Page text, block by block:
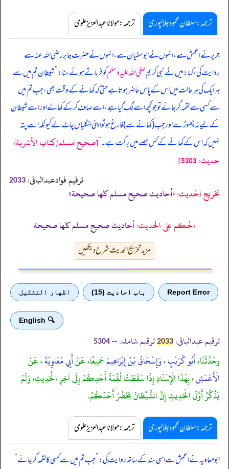
ترجمہ:سلطان محمود جلالپوری ترجمہ:مولانا عبدالعزیز علوی
جریر نے اعمش سے، انہوں نے ابوسفیان سے، انہوں نے حضرت جابر رضی اللہ عنہ سے
روایت کی، کہا: میں نے نبی کریمصلی اللہ علیہ وسلمکو فرماتے ہوئے سنا:”شیطان تم میں سے
ہر ایک کی ہر حالت میں اس کے پاس حاضر ہوتا ہے حتیٰ کہ کھانے کے وقت بھی، جب تم میں
سے کسی سے لقمہ گر جائے تو جو کچھ اسے لگ گیا ہے، اسے صاف کر کے کھا لے اور اسے شیطان
کے لیے نہ چھوڑے اور جب (کھانے سے) فارغ ہو تو اپنی انگلیاں چاٹ لے کیونکہ اسے پتہ
نہیں کہ اس کے کھانے کے کس حصے میں برکت ہے۔“[صحيح مسلم/كتاب الأشربة/
حدیث: 5303]
ترقیم فوادعبدالباقی: 2033
تخریج الحدیث:«أحاديث صحيح مسلم كلها صحيحة»
الحكم على الحديث:أحاديث صحيح مسلم كلها صحيحة
مزید تخریج الحدیث شرح دیکھیں
Report Error باب احادیث (15) اظهار التشكيل
🔍 English
ترقیم عبدالباقی: 2033 ترقیم شاملہ: --
5304
وحَدَّثَنَاهأَبُو كُرَيْبٍ،وَإِسْحَاقُ بْنُ إِبْرَاهِيمَجَمِيعًا، عَنْأَبِي مُعَاوِيَةَ، عَنْ
الْأَعْمَشِ، بِهَذَا الْإِسْنَادِ إِذَا سَقَطَتْ لُقْمَةُ أَحَدِكُمْ إِلَى آخِرِ الْحَدِيثِ، وَلَمْ
يَذْكُرْ أَوَّلَ الْحَدِيثِ إِنَّ الشَّيْطَانَ يَحْضُرُ أَحَدَكُمْ.
ترجمہ:سلطان محمود جلالپوری ترجمہ:مولانا عبدالعزیز علوی
ابومعاویہ نے اعمش سے اسی سند کے ساتھ روایت کی:”جب تم میں سے کسی کا لقمہ گر جائے“